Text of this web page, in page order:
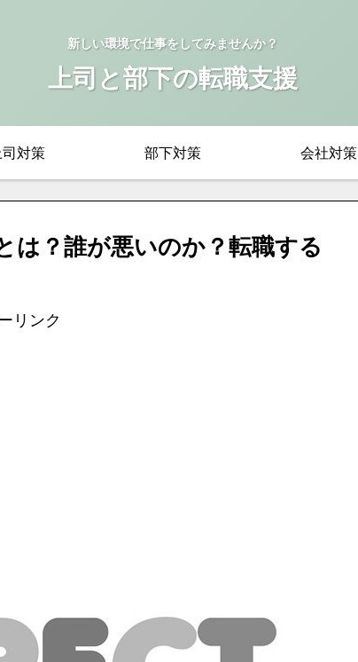
新しい環境で仕事をしてみませんか？
上司と部下の転職支援
対策 部下対策 会社対策
は？誰が悪いのか？転職する
リンク